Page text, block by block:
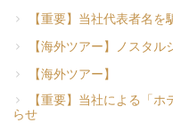
【重要】当社代表者名
【海外ツアー】ノスタ
【海外ツアー】
【重要】当社による「
らせ